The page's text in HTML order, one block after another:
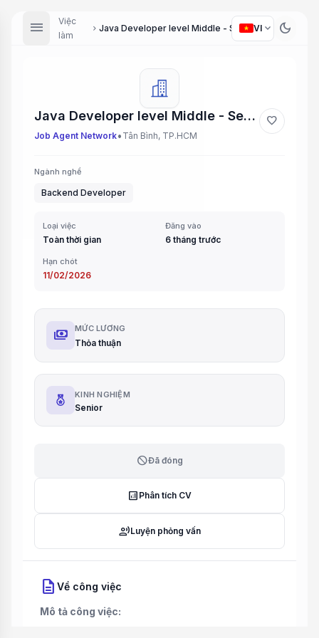
menu
Việc
làm
chevron_right Java Developer level Middle - Senior VI expand_more dark_mode
Java Developer level Middle - Senior
Job Agent Network• Tân Bình, TP.HCM
favorite
Ngành nghề
Backend Developer
Loại việc
Toàn thời gian
Đăng vào
6 tháng trước
Hạn chót
11/02/2026
payments MỨC LƯƠNG
Thỏa thuận
KINH NGHIỆM
Senior
blockĐã đóng
analytics Phân tích CV
record_voice_overLuyện phỏng vấn
description Về công việc
Mô tả công việc: